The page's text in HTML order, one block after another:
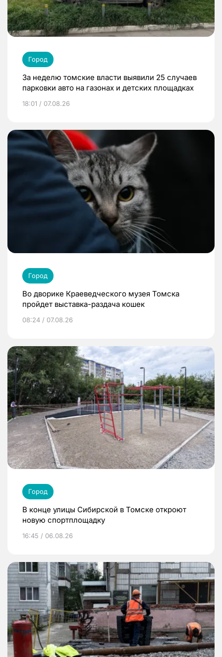
Город
За неделю томские власти выявили 25 случаев
парковки авто на газонах и детских площадках
18:01 / 07.08.26
Город
Во дворике Краеведческого музея Томска
пройдет выставка-раздача кошек
08:24 / 07.08.26
Город
В конце улицы Сибирской в Томске откроют
новую спортплощадку
16:45 / 06.08.26